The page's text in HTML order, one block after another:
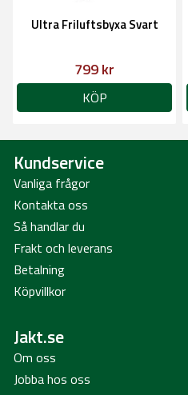
Ultra Friluftsbyxa Svart
799 kr
KÖP
Kundservice
Vanliga frågor
Kontakta oss
Så handlar du
Frakt och leverans
Betalning
Köpvillkor
Jakt.se
Om oss
Jobba hos oss